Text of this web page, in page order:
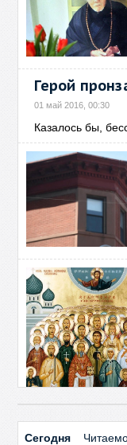
Герой
01 май 2016, 00:30
Казалось бы,
Сегодня